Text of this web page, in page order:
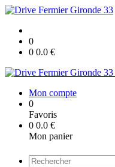
0
0 0.0 €
Mon compte
0
Favoris
0 0.0 €
Mon panier